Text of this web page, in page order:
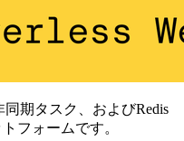
期タスク、およびRedis
フォームです。